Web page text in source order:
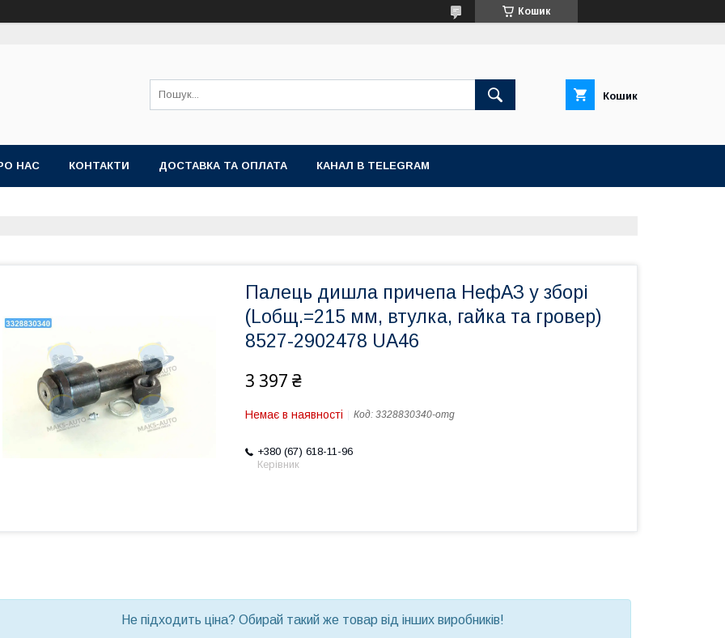
Кошик
Кошик
НАС КОНТАКТИ ДОСТАВКА ТА ОПЛАТА КАНАЛ В TELEGRAM
Палець дишла причепа НефАЗ у зборі
(Lобщ.=215 мм, втулка, гайка та гровер)
8527-2902478 UA46
3 397 ₴
Немає в наявності Код: 3328830340-omg
+380 (67) 618-11-96
Керівник
Не підходить ціна? Обирай такий же товар від інших виробників!